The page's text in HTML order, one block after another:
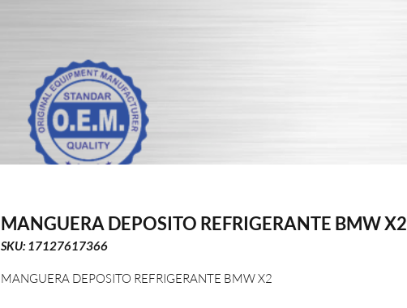
MANGUERA DEPOSITO REFRIGERANTE BMW X2
SKU: 17127617366
MANGUERA DEPOSITO REFRIGERANTE BMW X2